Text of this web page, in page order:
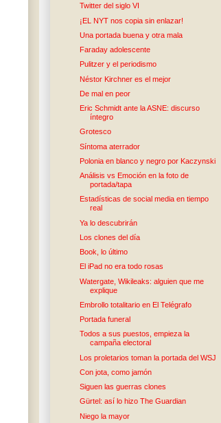
Twitter del siglo VI
¡EL NYT nos copia sin enlazar!
Una portada buena y otra mala
Faraday adolescente
Pulitzer y el periodismo
Néstor Kirchner es el mejor
De mal en peor
Eric Schmidt ante la ASNE: discurso
íntegro
Grotesco
Síntoma aterrador
Polonia en blanco y negro por Kaczynski
Análisis vs Emoción en la foto de
portada/tapa
Estadísticas de social media en tiempo
real
Ya lo descubrirán
Los clones del día
Book, lo último
El iPad no era todo rosas
Watergate, Wikileaks: alguien que me
explique
Embrollo totalitario en El Telégrafo
Portada funeral
Todos a sus puestos, empieza la
campaña electoral
Los proletarios toman la portada del WSJ
Con jota, como jamón
Siguen las guerras clones
Gürtel: así lo hizo The Guardian
Niego la mayor